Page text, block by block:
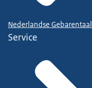
Nederlandse Gebarentaal
Service